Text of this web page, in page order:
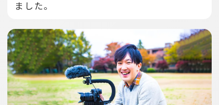
ました。